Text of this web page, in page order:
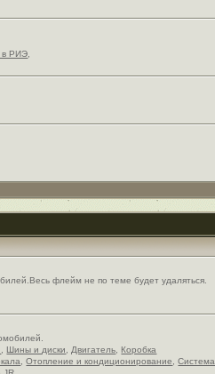
в РИЭ
флейм не по теме будет удаляться.
Шины и диски Двигатель
Коробка
,Отопление и кондиционирование ,Система